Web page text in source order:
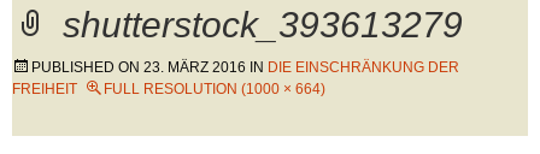
shutterstock_393613279
PUBLISHED ON 23. MÄRZ 2016 IN DIE EINSCHRÄNKUNG DER
FREIHEIT
FULL RESOLUTION (1000 × 664)